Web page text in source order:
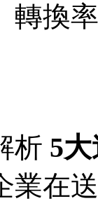
轉換
析 5
業在